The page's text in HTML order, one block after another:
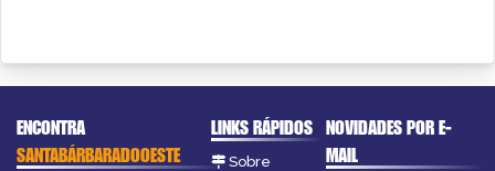
ENCONTRA
SANTABÁRBARADOOESTE
LINKS RÁPIDOS
Sobre
NOVIDADES POR E-
MAIL